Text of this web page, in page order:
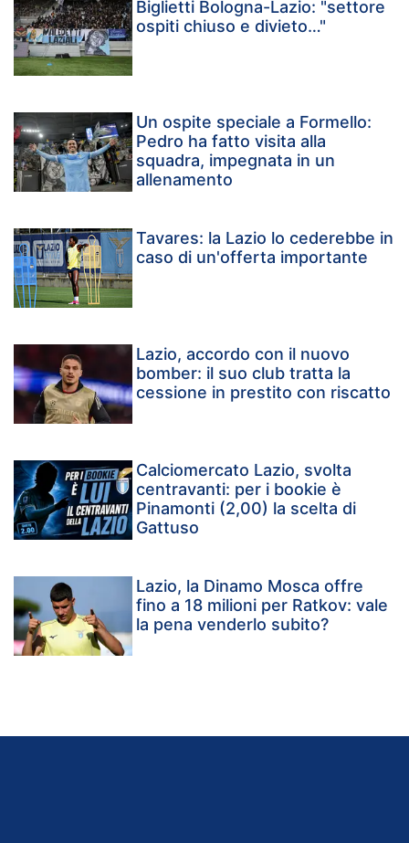
Biglietti Bologna-Lazio: "settore
ospiti chiuso e divieto…"
Un ospite speciale a Formello:
Pedro ha fatto visita alla
squadra, impegnata in un
allenamento
Tavares: la Lazio lo cederebbe in
caso di un'offerta importante
Lazio, accordo con il nuovo
bomber: il suo club tratta la
cessione in prestito con riscatto
Calciomercato Lazio, svolta
centravanti: per i bookie è
Pinamonti (2,00) la scelta di
Gattuso
Lazio, la Dinamo Mosca offre
fino a 18 milioni per Ratkov: vale
la pena venderlo subito?